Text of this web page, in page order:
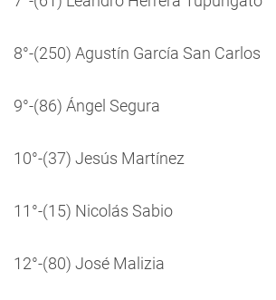
8°-(250) Agustín García San Carlos
9°-(86) Ángel Segura
10°-(37) Jesús Martínez
11°-(15) Nicolás Sabio
12°-(80) José Malizia